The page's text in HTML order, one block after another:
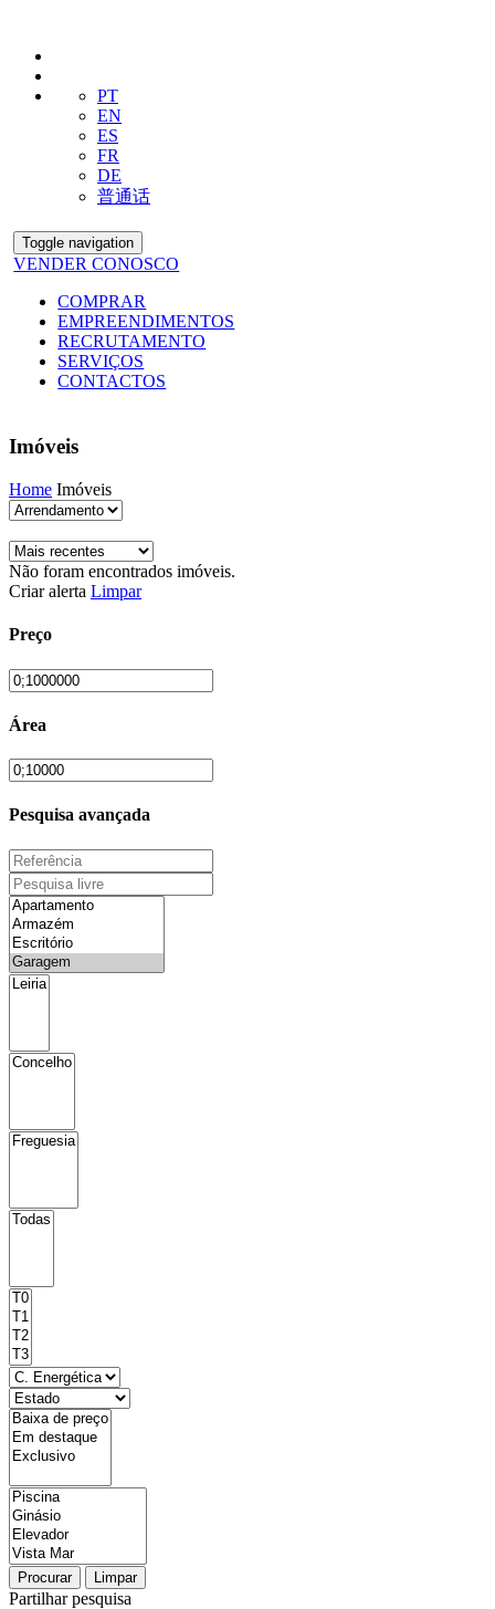
PT
EN
ES
FR
DE
普通话
Toggle navigation
VENDER CONOSCO
COMPRAR
EMPREENDIMENTOS
RECRUTAMENTO
SERVIÇOS
CONTACTOS
Imóveis
Home Imóveis
Não foram encontrados imóveis.
Criar alerta Limpar
Preço
Área
Pesquisa avançada
Procurar Limpar
Partilhar pesquisa